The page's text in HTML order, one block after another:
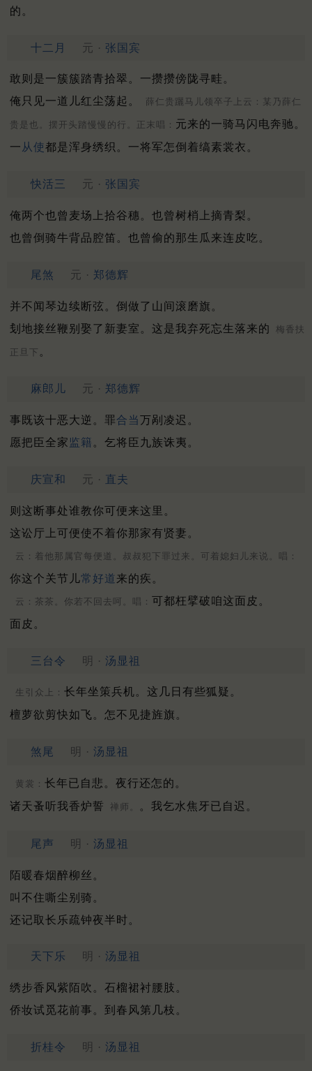
的。
十二月 元 · 张国宾
敢则是一簇簇踏青拾翠。一攒攒傍陇寻畦。
俺只见一道儿红尘荡起。
薛仁贵躧马儿领卒子上云：某乃薛仁
贵是也。摆开头踏慢慢的行。正末唱： 元来的一骑马闪电奔驰。
一 从使都是浑身绣织。一将军怎倒着缟素裳衣。
快活三 元 · 张国宾
俺两个也曾麦场上拾谷穗。也曾树梢上摘青梨。
也曾倒骑牛背品腔笛。也曾偷的那生瓜来连皮吃。
尾煞 元 · 郑德辉
并不闻琴边续断弦。倒做了山间滚磨旗。
刬地接丝鞭别娶了新妻室。这是我弃死忘生落来的
梅香扶
正旦下 。
麻郎儿 元 · 郑德辉
事既该十恶大逆。罪合当万剐凌迟。
愿把臣全家 监籍 。乞将臣九族诛夷。
庆宣和 元 · 直夫
则这断事处谁教你可便来这里。
这讼厅上可便使不着你那家有贤妻。
云：着他那属官每便道。叔叔犯下罪过来。可着媳妇儿来说。唱：
你这个关节儿常好道 来的疾。
云：茶茶。你若不回去呵。唱： 可都枉擘破咱这面皮。
面皮。
三台令 明 · 汤显祖
生引众上： 长年坐策兵机。这几日有些狐疑。
檀萝欲剪快如飞。怎不见捷旌旗。
煞尾 明 · 汤显祖
黄裳： 长年已自悲。夜行还怎的。
诸天蚤听我香炉誓
禅师。 。我乞水焦牙已自迟。
尾声 明 · 汤显祖
陌暖春烟醉柳丝。
叫不住嘶尘别骑。
还记取长乐疏钟夜半时。
天下乐 明 · 汤显祖
绣步香风紫陌吹。石榴裙衬腰肢。
侨妆试觅花前事。到春风第几枝。
折桂令 明 · 汤显祖